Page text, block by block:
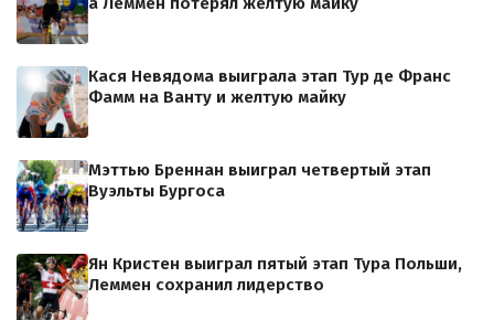
Кася Невядома выиграла этап Тур де Франс
Фамм на Ванту и желтую майку
Мэттью Бреннан выиграл четвертый этап
Вуэльты Бургоса
Ян Кристен выиграл пятый этап Тура Польши,
Леммен сохранил лидерство